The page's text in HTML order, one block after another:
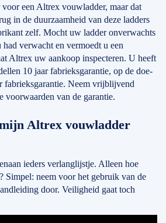
voor een Altrex vouwladder, maar dat
in de duurzaamheid van deze ladders
zelf. Mocht uw ladder onverwachts
had verwacht en vermoedt u een
Altrex uw aankoop inspecteren. U heeft
10 jaar fabrieksgarantie, op de doe-
fabrieksgarantie. Neem vrijblijvend
voorwaarden van de garantie.
Altrex vouwladder
ieders verlanglijstje. Alleen hoe
Simpel: neem voor het gebruik van de
door. Veiligheid gaat toch